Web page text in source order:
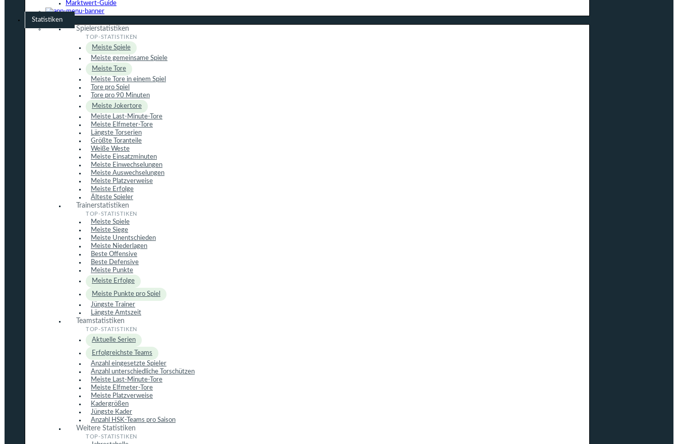
Marktwert-Guide
Statistiken
Spielerstatistiken
Meiste Spiele
Meiste gemeinsame Spiele
Meiste Tore
Meiste Tore in einem Spiel
Tore pro Spiel
Tore pro 90 Minuten
Meiste Jokertore
Meiste Last-Minute-Tore
Meiste Elfmeter-Tore
Längste Torserien
Größte Toranteile
Weiße Weste
Meiste Einsatzminuten
Meiste Einwechselungen
Meiste Auswechselungen
Meiste Platzverweise
Meiste Erfolge
Älteste Spieler
Trainerstatistiken
Meiste Spiele
Meiste Siege
Meiste Unentschieden
Meiste Niederlagen
Beste Offensive
Beste Defensive
Meiste Punkte
Meiste Erfolge
Meiste Punkte pro Spiel
Jüngste Trainer
Längste Amtszeit
Teamstatistiken
Aktuelle Serien
Erfolgreichste Teams
Anzahl eingesetzte Spieler
Anzahl unterschiedliche Torschützen
Meiste Last-Minute-Tore
Meiste Elfmeter-Tore
Meiste Platzverweise
Kadergrößen
Jüngste Kader
Anzahl HSK-Teams pro Saison
Weitere Statistiken